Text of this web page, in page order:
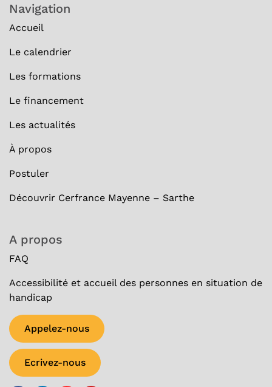
Navigation
Accueil
Le calendrier
Les formations
Le financement
Les actualités
À propos
Postuler
Découvrir Cerfrance Mayenne – Sarthe
A propos
FAQ
Accessibilité et accueil des personnes en situation de
handicap
Appelez-nous
Ecrivez-nous